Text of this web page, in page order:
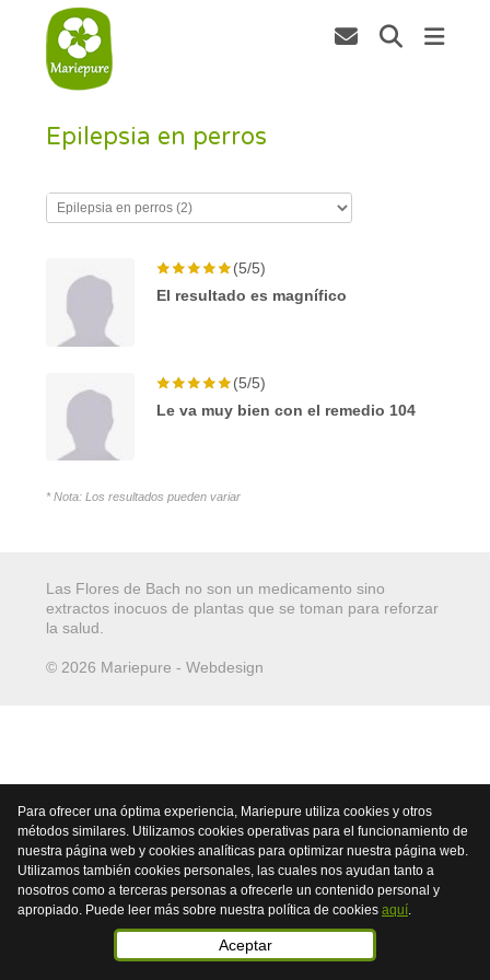
Epilepsia en perros
(5/5)
El resultado es magnífico
(5/5)
Le va muy bien con el remedio 104
* Nota: Los resultados pueden variar
Las Flores de Bach no son un medicamento sino
extractos inocuos de plantas que se toman para reforzar
la salud.
© 2026 Mariepure - Webdesign
Para ofrecer una óptima experiencia, Mariepure utiliza cookies y otros
métodos similares. Utilizamos cookies operativas para el funcionamiento de
nuestra página web y cookies analíticas para optimizar nuestra página web.
Utilizamos también cookies personales, las cuales nos ayudan tanto a
nosotros como a terceras personas a ofrecerle un contenido personal y
apropiado. Puede leer más sobre nuestra política de cookies aquí
Aceptar